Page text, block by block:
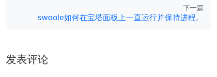
下一篇
swoole如何在宝塔面板上一直运行并保持进程。
发表评论